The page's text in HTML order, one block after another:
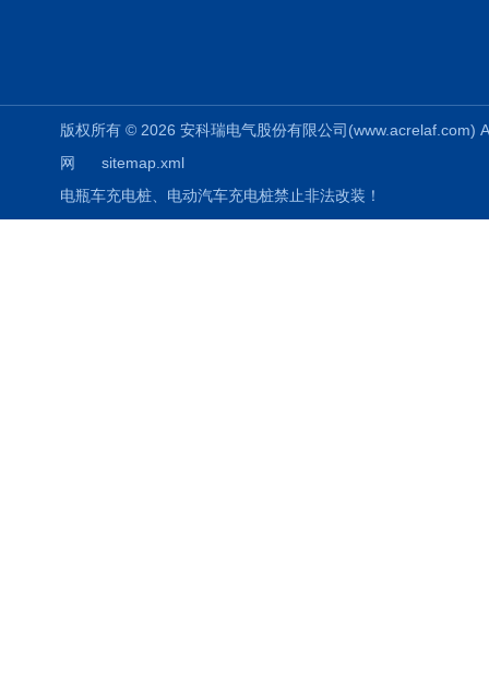
版权所有 © 2026 安科瑞电气股份有限公司
网
sitemap.xml
电瓶车充电桩、电动汽车充电桩禁止非法改装！